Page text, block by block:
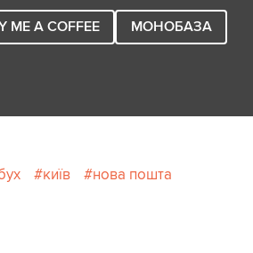
ME A COFFEE
МОНОБАЗА
київ
нова пошта